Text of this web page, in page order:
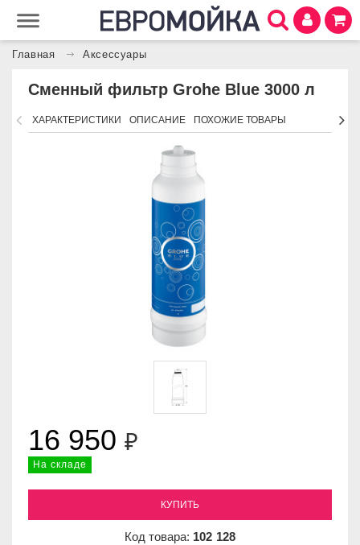
Главная Аксессуары
Сменный фильтр Grohe Blue 3000 л
ХАРАКТЕРИСТИКИ ОПИСАНИЕ ПОХОЖИЕ ТОВАРЫ
16 950 ₽
На складе
КУПИТЬ
Код товара: 102 128